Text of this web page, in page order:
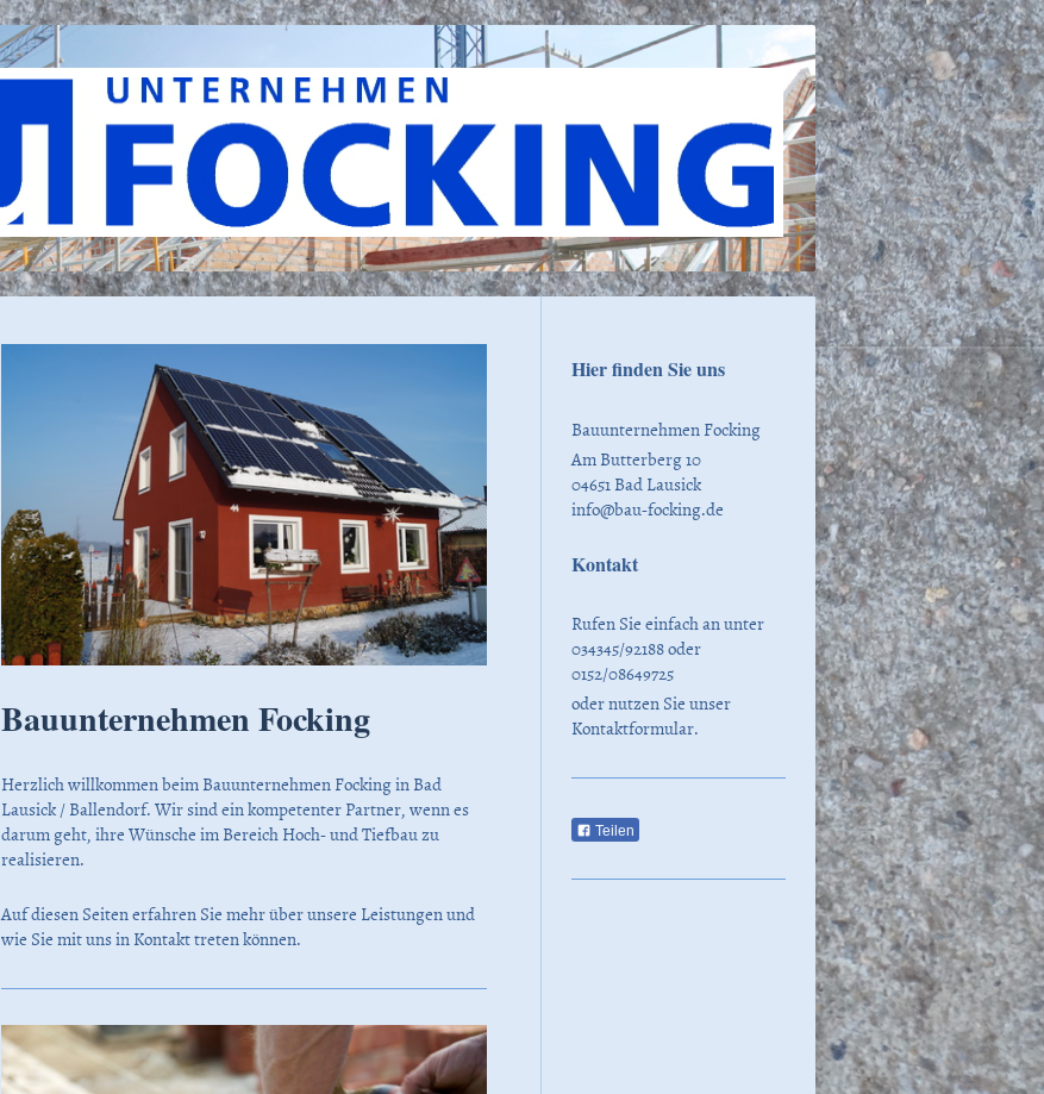
Bauunternehmen Focking
Herzlich willkommen beim Bauunternehmen Focking in Bad
Lausick / Ballendorf. Wir sind ein kompetenter Partner, wenn es
darum geht, ihre Wünsche im Bereich Hoch- und Tiefbau zu
realisieren.
Auf diesen Seiten erfahren Sie mehr über unsere Leistungen und
wie Sie mit uns in Kontakt treten können.
Hier finden Sie uns
Bauunternehmen Focking
Am Butterberg10
04651Bad Lausick
info@bau-focking.de
Kontakt
Rufen Sie einfach an unter
034345/92188 oder
0152/08649725
oder nutzen Sie unser
Kontaktformular.
Teilen